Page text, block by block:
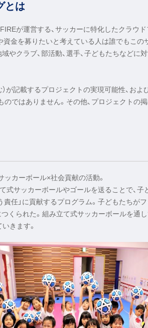
とは
が運営する、サッカーに特化したクラウ
資金を募りたいと考えている人は誰でもこ
やクラブ、部活動、選手、子どもたちなどに
が記載するプロジェクトの実現可能性、お
ではありません。その他、プロジェクトの
カーボール×社会貢献の活動。
式サッカーボールやゴールを送ることで、
責任」に貢献するプログラム。子どもたち
くられた。組み立て式サッカーボールを通し
きます。